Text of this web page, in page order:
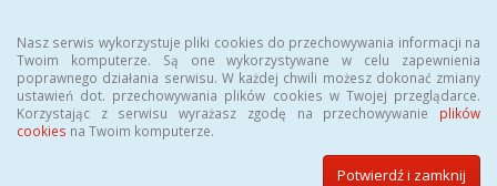
Nasz serwis wykorzystuje pliki cookies do przechowywania informacji na
Twoim komputerze. Są one wykorzystywane w celu zapewnienia
poprawnego działania serwisu. W każdej chwili możesz dokonać zmiany
ustawień dot. przechowywania plików cookies w Twojej przeglądarce.
Korzystając z serwisu wyrażasz zgodę na przechowywanie plików
cookies na Twoim komputerze.
Potwierdź i zamknij
BIULETYN INFORMACJI PUBLICZNEJ
Urzędu Miasta Opola